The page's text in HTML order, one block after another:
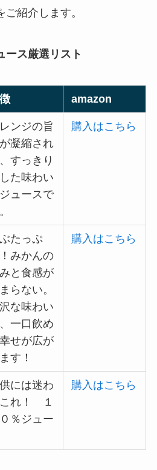
紹介します。
ース厳選リスト
amazon
ンジの旨
凝縮され
すっきり
た味わい
ュースで
購入はこちら
たっぷ
みかんの
と食感が
らない。
な味わい
一口飲め
せが広が
す！
購入はこちら
には迷わ
れ！ １
％ジュー
購入はこちら